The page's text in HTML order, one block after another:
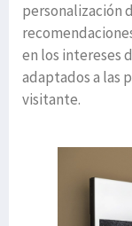
personalización
en los intereses
adaptados a las
visitante.